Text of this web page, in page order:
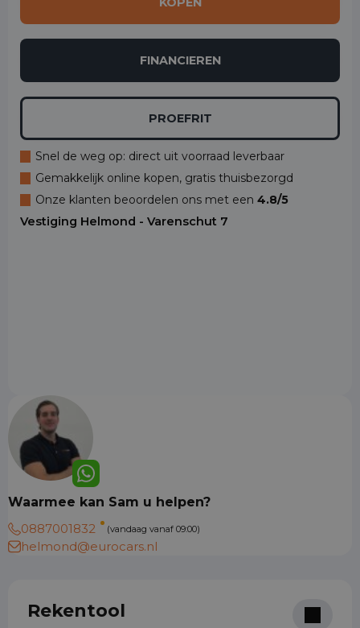
FINANCIEREN
PROEFRIT
Snel de weg op: direct uit voorraad leverbaar
Gemakkelijk online kopen, gratis thuisbezorgd
Onze klanten beoordelen ons met een 4.8/5
Vestiging Helmond - Varenschut 7
Waarmee kan Sam u helpen?
0887001832
(vandaag vanaf 09:00)
helmond@eurocars.nl
Rekentool